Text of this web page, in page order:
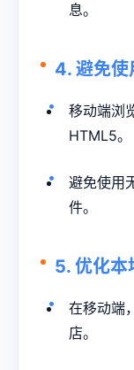
息。
4. 避免使
移动端浏
HTML5。
避免使用
件。
5. 优化本
在移动端
店。